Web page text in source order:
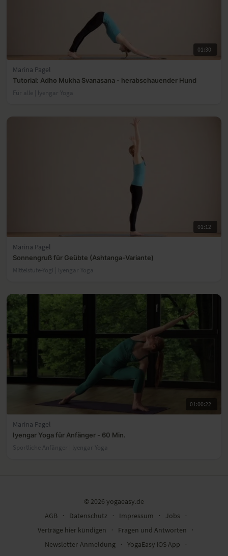
01:30
Marina Pagel
Tutorial: Adho Mukha Svanasana - herabschauender Hund
Für alle | lyengar Yoga
01:12
Marina Pagel
Sonnengruß für Geübte (Ashtanga-Variante)
Mittelstufe-Yogi | lyengar Yoga
01:00:22
Marina Pagel
Iyengar Yoga für Anfänger - 60 Min.
Sportliche Anfänger | lyengar Yoga
© 2026 yogaeasy.de
AGB
∙ Datenschutz ∙ Impressum ∙ Jobs
∙
Verträge hier kündigen
∙ Fragen und Antworten
∙
Newsletter-Anmeldung
∙ YogaEasy iOS App
∙